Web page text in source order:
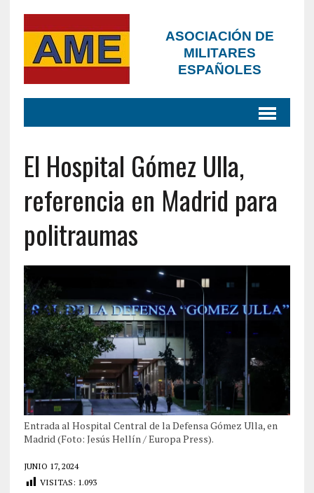
ASOCIACIÓN DE
MILITARES
ESPAÑOLES
El Hospital Gómez Ulla,
referencia en Madrid para
politraumas
Entrada al Hospital Central de la Defensa Gómez Ulla, en
Madrid (Foto: Jesús Hellín / Europa Press).
JUNIO 17, 2024
VISITAS: 1.093